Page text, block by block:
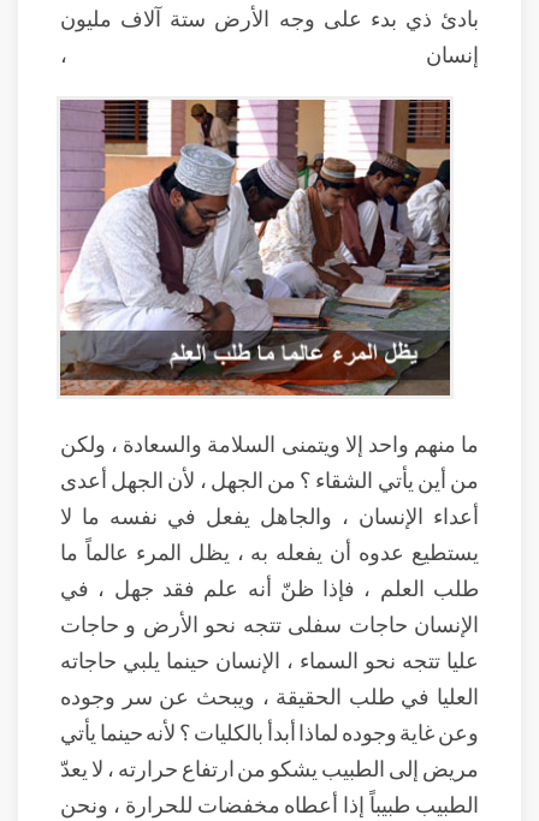
بادئ ذي بدء على وجه الأرض ستة آلاف مليون
إنسان ،
ما منهم واحد إلا ويتمنى السلامة والسعادة ، ولكن
من أين يأتي الشقاء ؟ من الجهل ، لأن الجهل أعدى
أعداء الإنسان ، والجاهل يفعل في نفسه ما لا
يستطيع عدوه أن يفعله به ، يظل المرء عالماً ما
طلب العلم ، فإذا ظنّ أنه علم فقد جهل ، في
الإنسان حاجات سفلى تتجه نحو الأرض و حاجات
عليا تتجه نحو السماء ، الإنسان حينما يلبي حاجاته
العليا في طلب الحقيقة ، ويبحث عن سر وجوده
وعن غاية وجوده لماذا أبدأ بالكليات ؟ لأنه حينما يأتي
مريض إلى الطبيب يشكو من ارتفاع حرارته ، لا يعدّ
الطبيب طبيباً إذا أعطاه مخفضات للحرارة ، ونحن